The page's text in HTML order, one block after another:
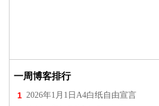
一周博客排行
1 2026年1月1日A4白纸自由宣言